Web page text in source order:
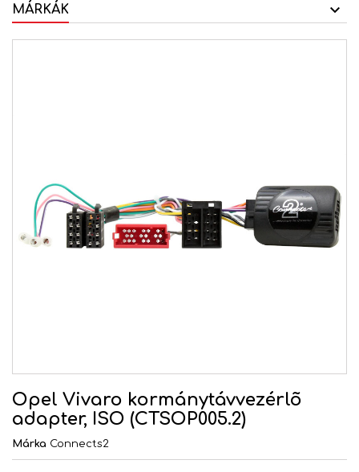
MÁRKÁK
Opel Vivaro kormánytávvezérlõ
adapter, ISO (CTSOP005.2)
Márka Connects2